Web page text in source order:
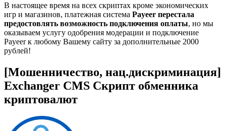
В настоящее время на всех скриптах кроме экономических
игр и магазинов, платежная система Payeer перестала
предостовлять возможность подключения оплаты, но мы
оказываем услугу одобрения модерации и подключение
Payeer к любому Вашему сайту за дополнительные 2000
рублей!
[Мошенничество, нац.дискриминация]
Exchanger CMS Скрипт обменника
криптовалют